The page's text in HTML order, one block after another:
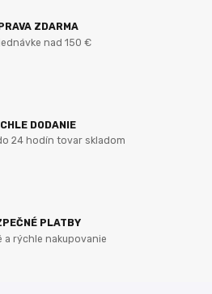
ZDARMA
nad 150 €
DODANIE
24 hodín tovar skladom
PLATBY
a rýchle nakupovanie